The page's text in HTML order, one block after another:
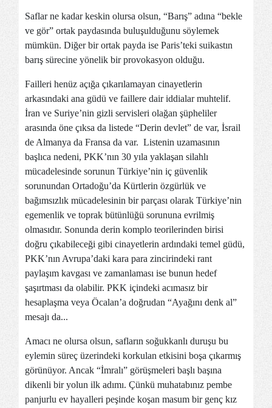
Saflar ne kadar keskin olursa olsun, “Barış” adına “bekle
ve gör” ortak paydasında buluşulduğunu söylemek
mümkün. Diğer bir ortak payda ise Paris’teki suikastın
barış sürecine yönelik bir provokasyon olduğu.
Failleri henüz açığa çıkarılamayan cinayetlerin
arkasındaki ana güdü ve faillere dair iddialar muhtelif.
İran ve Suriye’nin gizli servisleri olağan şüpheliler
arasında öne çıksa da listede “Derin devlet” de var, İsrail
de Almanya da Fransa da var. Listenin uzamasının
başlıca nedeni, PKK’nın 30 yıla yaklaşan silahlı
mücadelesinde sorunun Türkiye’nin iç güvenlik
sorunundan Ortadoğu’da Kürtlerin özgürlük ve
bağımsızlık mücadelesinin bir parçası olarak Türkiye’nin
egemenlik ve toprak bütünlüğü sorununa evrilmiş
olmasıdır. Sonunda derin komplo teorilerinden birisi
doğru çıkabileceği gibi cinayetlerin ardındaki temel güdü,
PKK’nın Avrupa’daki kara para zincirindeki rant
paylaşım kavgası ve zamanlaması ise bunun hedef
şaşırtması da olabilir. PKK içindeki acımasız bir
hesaplaşma veya Öcalan’a doğrudan “Ayağını denk al”
mesajı da...
Amacı ne olursa olsun, safların soğukkanlı duruşu bu
eylemin süreç üzerindeki korkulan etkisini boşa çıkarmış
görünüyor. Ancak “İmralı” görüşmeleri başlı başına
dikenli bir yolun ilk adımı. Çünkü muhatabınız pembe
panjurlu ev hayalleri peşinde koşan masum bir genç kız